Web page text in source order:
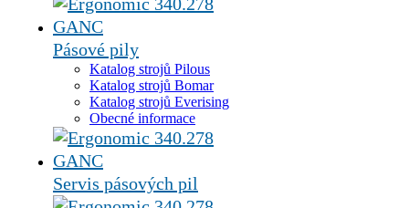
Pásové pily
Katalog strojů Pilous
Katalog strojů Bomar
Katalog strojů Everising
Obecné informace
Servis pásových pil